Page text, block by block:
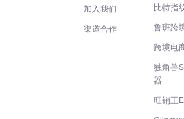
加入我们
渠道合作
比特指
鲁班跨
跨境电
独角兽
器
旺销王